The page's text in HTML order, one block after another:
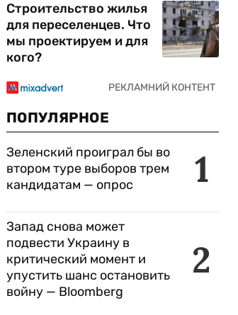
Строительство жилья
для переселенцев. Что
мы проектируем и для
кого?
ПОПУЛЯРНОЕ
1
Зеленский проиграл бы во
втором туре выборов трем
кандидатам — опрос
2
Запад снова может
подвести Украину в
критический момент и
упустить шанс остановить
войну — Bloomberg